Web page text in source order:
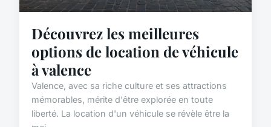
Découvrez les meilleures
options de location de véhicule
à valence
Valence, avec sa riche culture et ses attractions
mémorables, mérite d'être explorée en toute
liberté. La location d'un véhicule se révèle être la